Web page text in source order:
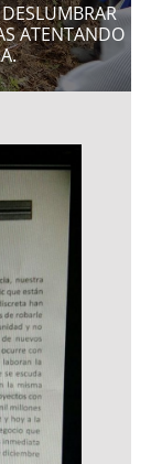
ATENTANDO